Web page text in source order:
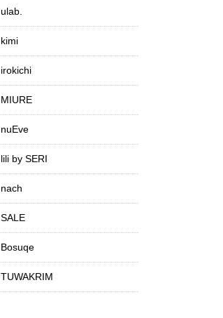
ulab.
kimi
irokichi
MIURE
nuEve
lili by SERI
nach
SALE
Bosuqe
TUWAKRIM